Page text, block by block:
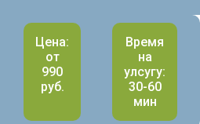
Цена:
от
990
руб.
Время
на
улсугу:
30-60
мин